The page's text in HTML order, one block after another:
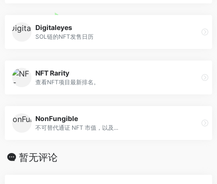
Digitaleyes
SOL链的NFT发售日历
NFT Rarity
查看NFT项目最新排名。
NonFungible
不可替代通证 NFT 市值，以及...
暂无评论